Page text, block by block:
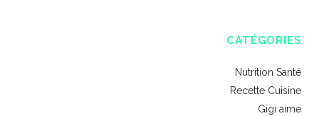
CATÉGORIES
Nutrition Santé
Recette Cuisine
Gigi aime